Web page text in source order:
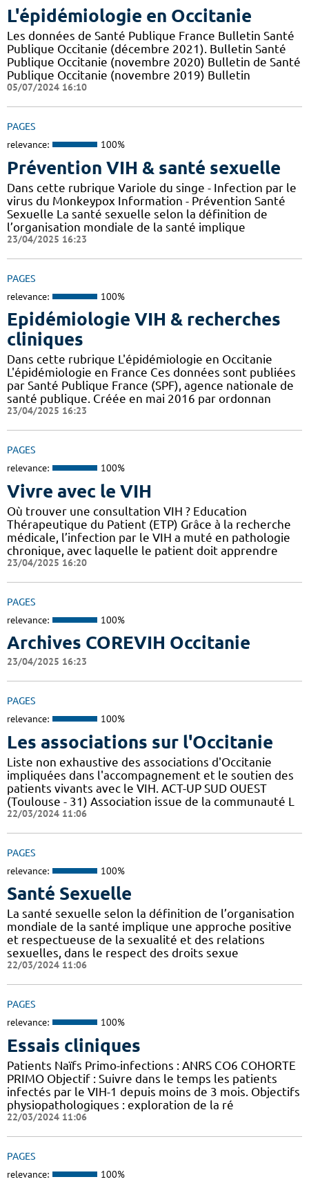
L'épidémiologie en Occitanie
Les données de Santé Publique France Bulletin Santé
Publique Occitanie (décembre 2021). Bulletin Santé
Publique Occitanie (novembre 2020) Bulletin de Santé
Publique Occitanie (novembre 2019) Bulletin
05/07/2024 16:10
PAGES
relevance: 100%
Prévention VIH & santé sexuelle
Dans cette rubrique Variole du singe - Infection par le
virus du Monkeypox Information - Prévention Santé
Sexuelle La santé sexuelle selon la définition de
l’organisation mondiale de la santé implique
23/04/2025 16:23
PAGES
relevance: 100%
Epidémiologie VIH & recherches
cliniques
Dans cette rubrique L'épidémiologie en Occitanie
L'épidémiologie en France Ces données sont publiées
par Santé Publique France (SPF), agence nationale de
santé publique. Créée en mai 2016 par ordonnan
23/04/2025 16:23
PAGES
relevance: 100%
Vivre avec le VIH
Où trouver une consultation VIH ? Education
Thérapeutique du Patient (ETP) Grâce à la recherche
médicale, l’infection par le VIH a muté en pathologie
chronique, avec laquelle le patient doit apprendre
23/04/2025 16:20
PAGES
relevance: 100%
Archives COREVIH Occitanie
23/04/2025 16:23
PAGES
relevance: 100%
Les associations sur l'Occitanie
Liste non exhaustive des associations d'Occitanie
impliquées dans l'accompagnement et le soutien des
patients vivants avec le VIH. ACT-UP SUD OUEST
(Toulouse - 31) Association issue de la communauté L
22/03/2024 11:06
PAGES
relevance: 100%
Santé Sexuelle
La santé sexuelle selon la définition de l’organisation
mondiale de la santé implique une approche positive
et respectueuse de la sexualité et des relations
sexuelles, dans le respect des droits sexue
22/03/2024 11:06
PAGES
relevance: 100%
Essais cliniques
Patients Naïfs Primo-infections : ANRS CO6 COHORTE
PRIMO Objectif : Suivre dans le temps les patients
infectés par le VIH-1 depuis moins de 3 mois. Objectifs
physiopathologiques : exploration de la ré
22/03/2024 11:06
PAGES
relevance: 100%